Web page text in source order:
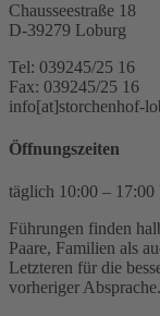
Chausseestraße 18
D-39279 Loburg
Tel: 039245/25 16
Fax: 039245/25 16
info[at]storchenhof-
Öffnungszeiten
täglich 10:00 – 17:00
Führungen finden
Paare, Familien als
Letzteren für die
vorheriger Absprache.